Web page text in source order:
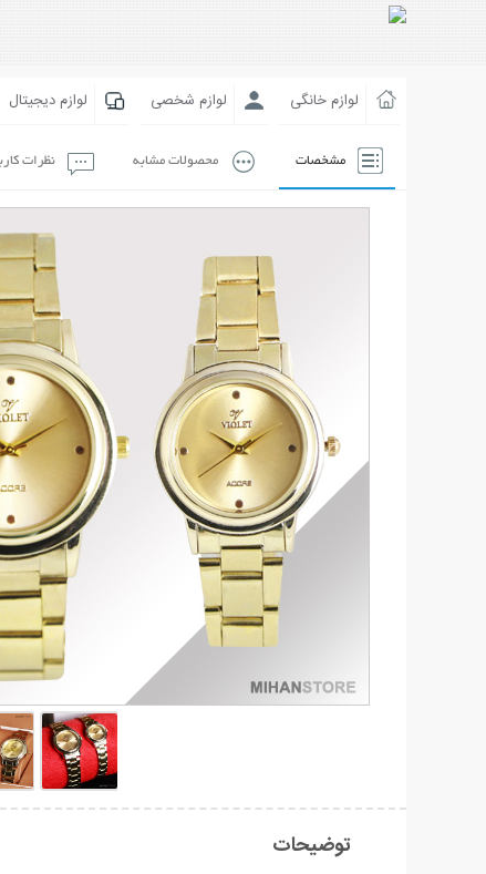
لوازم خانگی لوازم شخصی لوازم دیجیتال
مشخصات محصولات مشابه نظرات
توضیحات